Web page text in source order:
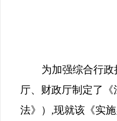
为加强综合行
厅、财政厅制定了
法》）,现就该《实